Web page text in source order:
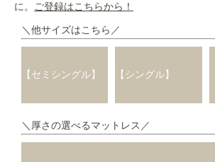
に。
ご登録はこちらから！
＼他サイズはこちら／
【セミシングル】 【シングル】
＼厚さの選べるマットレス／